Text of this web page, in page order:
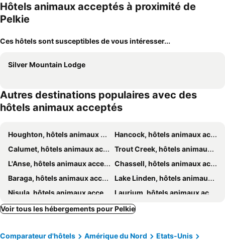
Hôtels animaux acceptés à proximité de
Pelkie
Ces hôtels sont susceptibles de vous intéresser...
Silver Mountain Lodge
Autres destinations populaires avec des
hôtels animaux acceptés
Houghton, hôtels animaux acceptés
Hancock, hôtels animaux acceptés
Calumet, hôtels animaux acceptés
Trout Creek, hôtels animaux acceptés
L'Anse, hôtels animaux acceptés
Chassell, hôtels animaux acceptés
Baraga, hôtels animaux acceptés
Lake Linden, hôtels animaux acceptés
Nisula, hôtels animaux acceptés
Laurium, hôtels animaux acceptés
South Range, hôtels animaux acceptés
Toivola, hôtels animaux acceptés
Kenton, hôtels animaux acceptés
Voir tous les hébergements pour Pelkie
Comparateur d'hôtels Amérique du Nord
Etats-Unis